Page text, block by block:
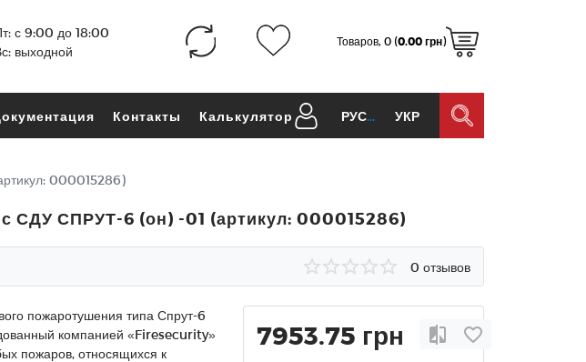
с 9:00 до 18:00
выходной
Товаров, 0 (0.00 грн)
Контакты Калькулятор РУС УКР
000015286)
СДУ СПРУТ-6 (он) -01 (артикул: 000015286)
0 отзывов
7953.75 грн
пожаротушения типа Спрут-6
компанией «Firesecurity»
пожаров, относящихся к